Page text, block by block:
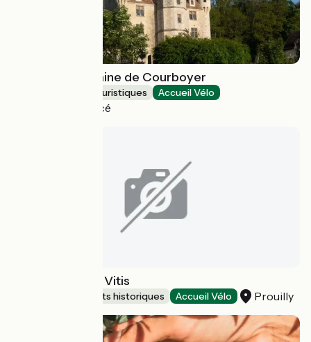
Manoir et Domaine de Courboyer
Musées et sites touristiques Accueil Vélo
Perche en Nocé
Asinerie de Pes Vitis
Sites et monuments historiques Accueil Vélo Prouilly